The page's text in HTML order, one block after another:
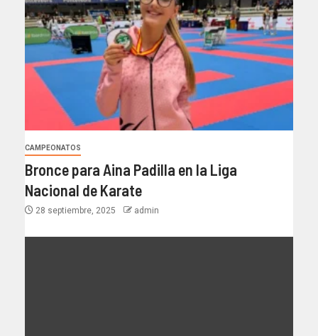
CAMPEONATOS
Bronce para Aina Padilla en la Liga
Nacional de Karate
28 septiembre, 2025 admin